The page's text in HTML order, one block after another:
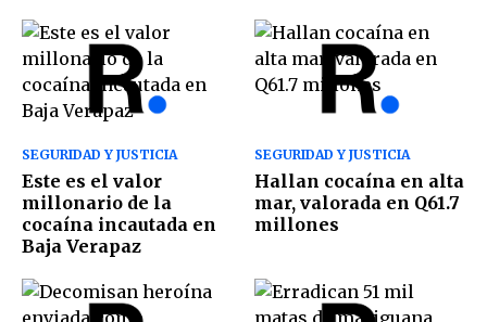
SEGURIDAD Y JUSTICIA
Este es el valor
millonario de la
cocaína incautada en
Baja Verapaz
SEGURIDAD Y JUSTICIA
Hallan cocaína en alta
mar, valorada en Q61.7
millones